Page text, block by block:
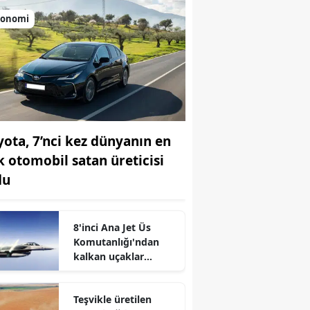
7’nci kez dünyanın en
otomobil satan üreticisi
8'inci Ana Jet Üs
Komutanlığı'ndan
kalkan uçaklar
Teşvikle üretilen